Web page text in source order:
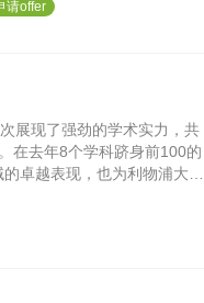
请offer
展现了强劲的学术实力，共
在去年8个学科跻身前100的
卓越表现，也为利物浦大学